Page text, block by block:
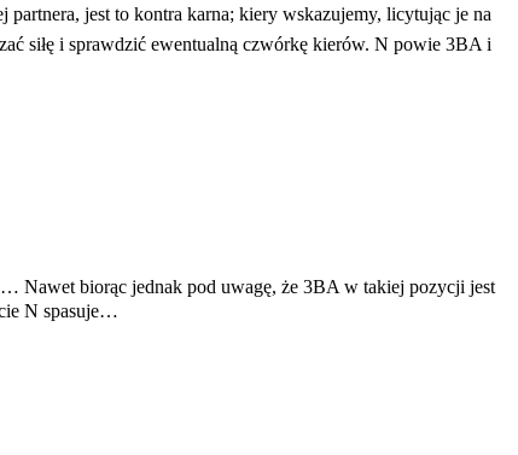
jest to kontra karna; kiery wskazujemy, licytując je na
siłę i sprawdzić ewentualną czwórkę kierów. N powie 3BA i
Nawet biorąc jednak pod uwagę, że 3BA w takiej pozycji jest
N spasuje…